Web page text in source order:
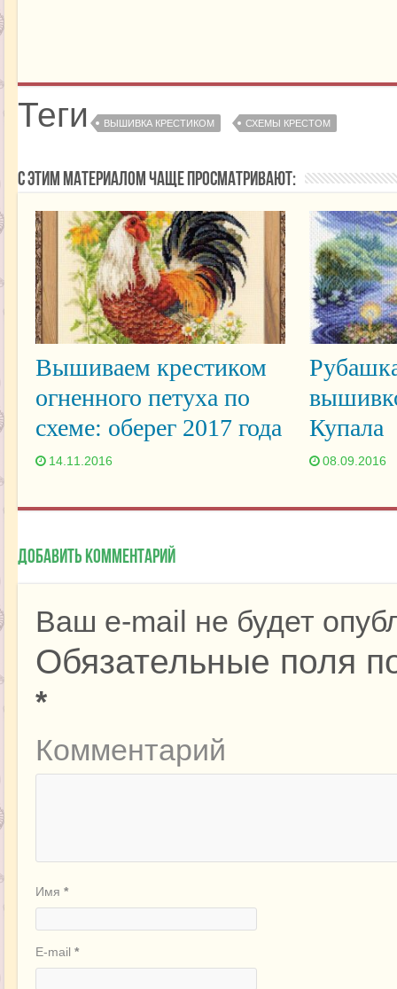
Теги ВЫШИВКА КРЕСТИКОМ СХЕМЫ КРЕСТОМ
С этим материалом чаще просматривают:
Вышиваем крестиком
огненного петуха по
схеме: оберег 2017 года
14.11.2016
Купала
08.09.2016
Добавить комментарий
Ваш e-mail не будет
Обязательные поля
*
Комментарий
Имя *
E-mail *